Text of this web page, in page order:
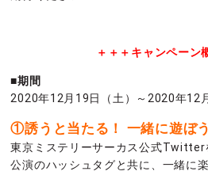
＋＋＋キャンペーン
■期間
2020年12月19日（土）～2020年12
①誘うと当たる！ 一緒に遊ぼ
東京ミステリーサーカス公式Twitter
公演のハッシュタグと共に、一緒に